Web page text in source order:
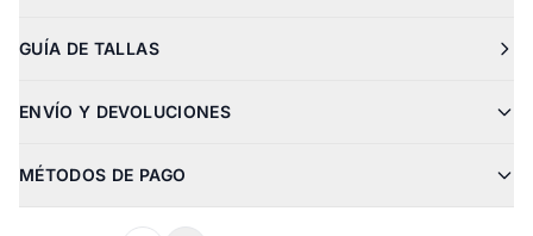
GUÍA DE TALLAS
ENVÍO Y DEVOLUCIONES
MÉTODOS DE PAGO